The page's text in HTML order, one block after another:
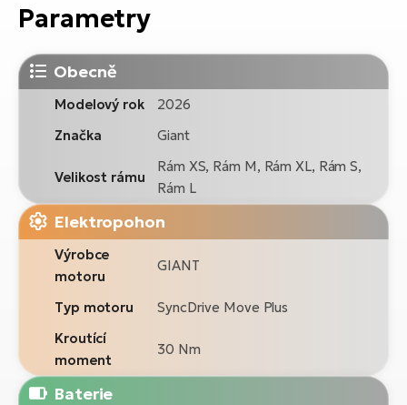
Parametry
Obecně
Modelový rok
2026
Značka
Giant
Velikost rámu
Rám XS, Rám M, Rám XL, Rám S,
Rám L
Elektropohon
Výrobce
motoru
GIANT
Typ motoru
SyncDrive Move Plus
Kroutící
moment
30 Nm
Baterie